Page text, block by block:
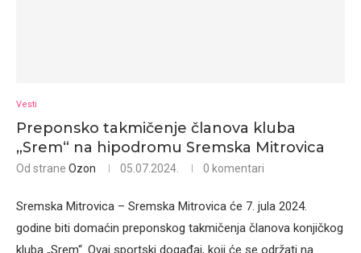
Vesti
Preponsko takmičenje članova kluba
„Srem“ na hipodromu Sremska Mitrovica
Od strane Ozon 05.07.2024. 0 komentari
Sremska Mitrovica – Sremska Mitrovica će 7. jula 2024.
godine biti domaćin preponskog takmičenja članova konjičkog